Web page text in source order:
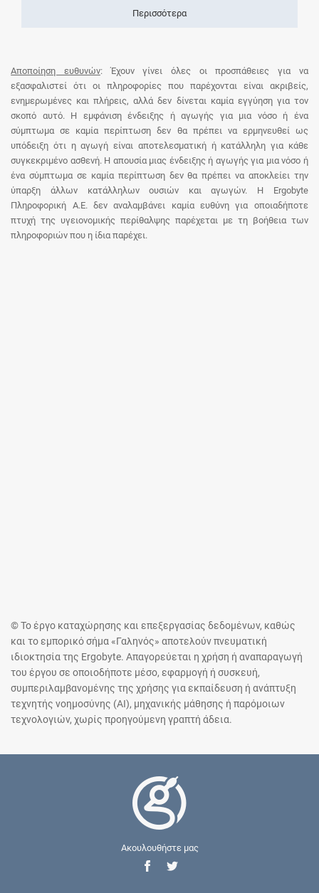
Περισσότερα
Αποποίηση ευθυνών: Έχουν γίνει όλες οι προσπάθειες για να
εξασφαλιστεί ότι οι πληροφορίες που παρέχονται είναι ακριβείς,
ενημερωμένες και πλήρεις, αλλά δεν δίνεται καμία εγγύηση για τον
σκοπό αυτό. Η εμφάνιση ένδειξης ή αγωγής για μια νόσο ή ένα
σύμπτωμα σε καμία περίπτωση δεν θα πρέπει να ερμηνευθεί ως
υπόδειξη ότι η αγωγή είναι αποτελεσματική ή κατάλληλη για κάθε
συγκεκριμένο ασθενή. Η απουσία μιας ένδειξης ή αγωγής για μια νόσο ή
ένα σύμπτωμα σε καμία περίπτωση δεν θα πρέπει να αποκλείει την
ύπαρξη άλλων κατάλληλων ουσιών και αγωγών. Η Ergobyte
Πληροφορική Α.Ε. δεν αναλαμβάνει καμία ευθύνη για οποιαδήποτε
πτυχή της υγειονομικής περίθαλψης παρέχεται με τη βοήθεια των
πληροφοριών που η ίδια παρέχει.
© Το έργο καταχώρησης και επεξεργασίας δεδομένων, καθώς
και το εμπορικό σήμα «Γαληνός» αποτελούν πνευματική
ιδιοκτησία της Ergobyte. Απαγορεύεται η χρήση ή αναπαραγωγή
του έργου σε οποιοδήποτε μέσο, εφαρμογή ή συσκευή,
συμπεριλαμβανομένης της χρήσης για εκπαίδευση ή ανάπτυξη
τεχνητής νοημοσύνης (AI), μηχανικής μάθησης ή παρόμοιων
τεχνολογιών, χωρίς προηγούμενη γραπτή άδεια.
Ακουλουθήστε μας